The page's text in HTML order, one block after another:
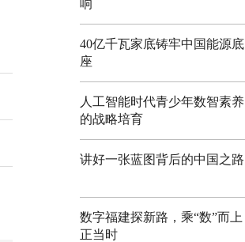
响
40亿千瓦家底铸牢中国能源底
座
人工智能时代青少年数智素养
的战略培育
讲好一张蓝图背后的中国之路
数字福建探新路，乘“数”而上
正当时